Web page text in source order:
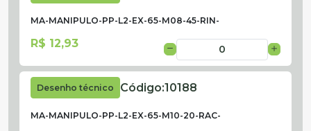
MA-MANIPULO-PP-L2-EX-65-M08-45-RIN-
R$ 12,93
Desenho técnico Código:10188
MA-MANIPULO-PP-L2-EX-65-M10-20-RAC-